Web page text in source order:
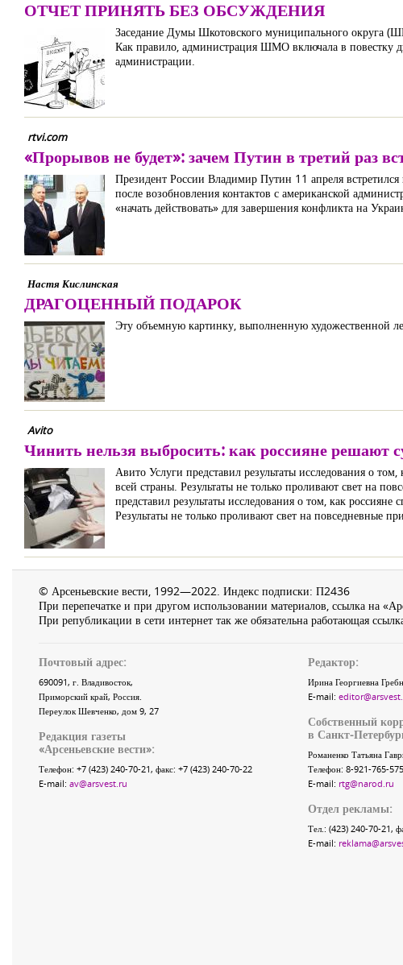
ОТЧЕТ ПРИНЯТЬ БЕЗ ОБСУЖДЕНИЯ
Заседание Думы Шкотовского муниципального округа
Как правило, администрация ШМО включала в повестку
администрации.
rtvi.com
«Прорывов не будет»: зачем Путин в третий раз
Президент России Владимир Путин 11 апреля
после возобновления контактов с американской
«начать действовать» для завершения конфликта на
Настя Кислинская
ДРАГОЦЕННЫЙ ПОДАРОК
Эту объемную картинку, выполненную художественной
Avito
Чинить нельзя выбросить: как россияне решают
Авито Услуги представил результаты исследования о
всей страны. Результаты не только проливают свет на
представил результаты исследования о том, как
Результаты не только проливают свет на повседневные
© Арсеньевские вести, 1992—2022. Индекс подписки: П2436
При перепечатке и при другом использовании материалов, ссылка на
При републикации в сети интернет так же обязательна работающая
Почтовый адрес:
690091, г. Владивосток,
Приморский край, Россия.
Переулок Шевченко, дом 9, 27
Редакция газеты
«Арсеньевские вести»:
Телефон: +7 (423) 240-70-21, факс: +7 (423) 240-70-22
E-mail: av@arsvest.ru
Редактор:
Ирина Георгиевна
E-mail:
Собственный
в Санкт-
Романенко Татьяна
Телефон: 8-921-765-
E-mail: rtg@narod.ru
Отдел рекламы:
Тел.: (423) 240-70-21,
E-mail: